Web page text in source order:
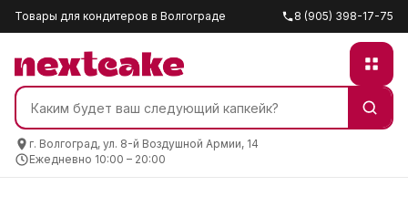
Товары для кондитеров в Волгограде 8 (905) 398-17-75
г. Волгоград, ул. 8-й Воздушной Армии, 14
Ежедневно 10:00 – 20:00